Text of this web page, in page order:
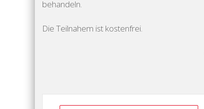
behandeln.
Die Teilnahem ist kostenfrei.